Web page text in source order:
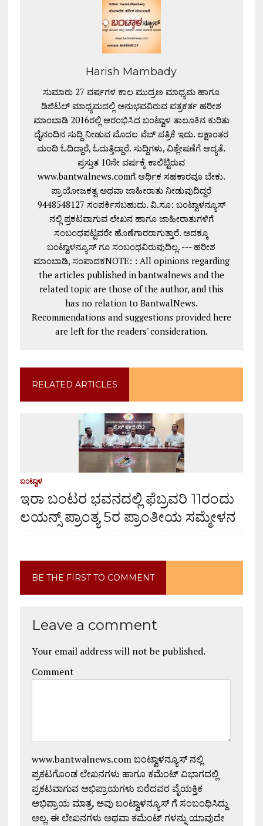
Harish Mambady
ಸುಮಾರು 27 ವರ್ಷಗಳ ಕಾಲ ಮುದ್ರಣ ಮಾಧ್ಯಮ ಹಾಗೂ
ಡಿಜಿಟಲ್ ಮಾಧ್ಯಮದಲ್ಲಿ ಅನುಭವವಿರುವ ಪತ್ರಕರ್ತ ಹರೀಶ
ಮಾಂಬಾಡಿ 2016ರಲ್ಲಿ ಆರಂಭಿಸಿದ ಬಂಟ್ವಾಳ ತಾಲೂಕಿನ ಕುರಿತು
ದೈನಂದಿನ ಸುದ್ದಿ ನೀಡುವ ಮೊದಲ ವೆಬ್ ಪತ್ರಿಕೆ ಇದು. ಲಕ್ಷಾಂತರ
ಮಂದಿ ಓದಿದ್ದಾರೆ, ಓದುತ್ತಿದ್ದಾರೆ. ಸುದ್ದಿಗಳು, ವಿಶ್ಲೇಷಣೆಗೆ ಆದ್ಯತೆ.
ಪ್ರಸ್ತುತ 10ನೇ ವರ್ಷಕ್ಕೆ ಕಾಲಿಟ್ಟಿರುವ
www.bantwalnews.comಗೆ ಆರ್ಥಿಕ ಸಹಕಾರವೂ ಬೇಕು.
ಪ್ರಾಯೋಜಕತ್ವ ಅಥವಾ ಜಾಹೀರಾತು ನೀಡುವುದಿದ್ದರೆ
9448548127 ಸಂಪರ್ಕಿಸಬಹುದು. ವಿ.ಸೂ: ಬಂಟ್ವಾಳನ್ಯೂಸ್
ನಲ್ಲಿ ಪ್ರಕಟವಾಗುವ ಲೇಖನ ಹಾಗೂ ಜಾಹೀರಾತುಗಳಿಗೆ
ಸಂಬಂಧಪಟ್ಟವರೇ ಹೊಣೆಗಾರರಾಗುತ್ತಾರೆ. ಅದಕ್ಕೂ
ಬಂಟ್ವಾಳನ್ಯೂಸ್ ಗೂ ಸಂಬಂಧವಿರುವುದಿಲ್ಲ. --- ಹರೀಶ
ಮಾಂಬಾಡಿ, ಸಂಪಾದಕNOTE: : All opinions regarding
the articles published in bantwalnews and the
related topic are those of the author, and this
has no relation to BantwalNews.
Recommendations and suggestions provided here
are left for the readers' consideration.
RELATED ARTICLES
ಬಂಟ್ವಾಳ
ಇರಾ ಬಂಟರ ಭವನದಲ್ಲಿ ಫೆಬ್ರವರಿ 11ರಂದು
ಲಯನ್ಸ್ ಪ್ರಾಂತ್ಯ 5ರ ಪ್ರಾಂತೀಯ ಸಮ್ಮೇಳನ
BE THE FIRST TO COMMENT
Leave a comment
Your email address will not be published.
Comment
www.bantwalnews.com ಬಂಟ್ವಾಳನ್ಯೂಸ್ ನಲ್ಲಿ
ಪ್ರಕಟಗೊಂಡ ಲೇಖನಗಳು ಹಾಗೂ ಕಮೆಂಟ್ ವಿಭಾಗದಲ್ಲಿ
ಪ್ರಕಟವಾಗುವ ಅಭಿಪ್ರಾಯಗಳು ಬರೆದವರ ವೈಯಕ್ತಿಕ
ಅಭಿಪ್ರಾಯ ಮಾತ್ರ. ಅವು ಬಂಟ್ವಾಳನ್ಯೂಸ್ ಗೆ ಸಂಬಂಧಿಸಿದ್ದು
ಅಲ್ಲ. ಈ ಲೇಖನಗಳು ಅಥವಾ ಕಮೆಂಟ್ ಗಳನ್ನು ಯಾವುದೇ